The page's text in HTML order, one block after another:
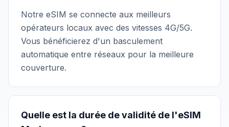
Notre eSIM se connecte aux meilleurs
opérateurs locaux avec des vitesses 4G/5G.
Vous bénéficierez d'un basculement
automatique entre réseaux pour la meilleure
couverture.
Quelle est la durée de validité de l'eSIM